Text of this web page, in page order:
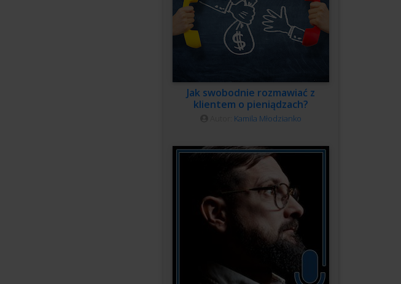
Jak swobodnie rozmawiać z
klientem o pieniądzach?
Kamila Młodzianko